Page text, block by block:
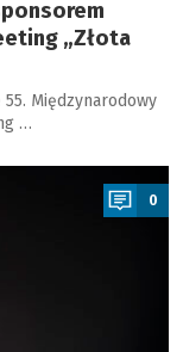
„Złota
Międzynarodowy
…
0